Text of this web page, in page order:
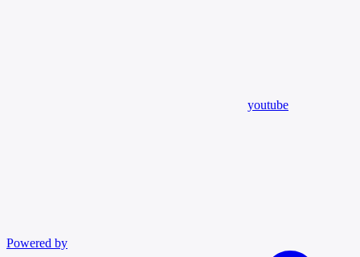
youtube
Powered by